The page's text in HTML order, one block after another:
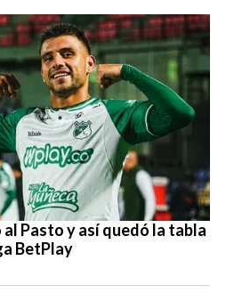
Pasto y así quedó la tabla
BetPlay